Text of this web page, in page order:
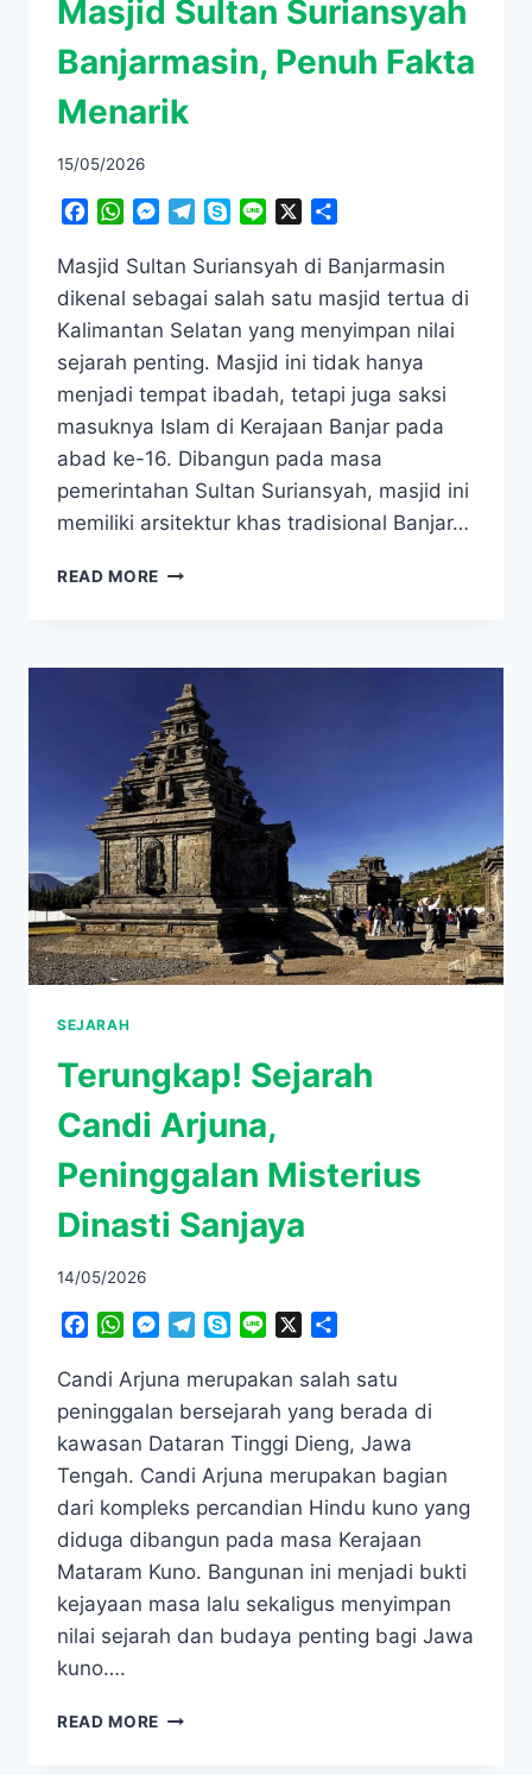
Masjid Sultan Suriansyah
Banjarmasin, Penuh Fakta
Menarik
15/05/2026
Facebook
WhatsApp
Messenger
TelegramSkypeLine
Masjid Sultan Suriansyah di Banjarmasin
dikenal sebagai salah satu masjid tertua di
Kalimantan Selatan yang menyimpan nilai
sejarah penting. Masjid ini tidak hanya
menjadi tempat ibadah, tetapi juga saksi
masuknya Islam di Kerajaan Banjar pada
abad ke-16. Dibangun pada masa
pemerintahan Sultan Suriansyah, masjid ini
memiliki arsitektur khas tradisional Banjar…
READ MORE WAJIB
SULTAN
SURIANSYAH
BANJARMASIN,
PENUH
FAKTA
MENARIK
SEJARAH
Terungkap! Sejarah
Candi Arjuna,
Peninggalan Misterius
Dinasti Sanjaya
14/05/2026
Facebook
WhatsApp
Messenger
TelegramSkypeLine
Candi Arjuna merupakan salah satu
peninggalan bersejarah yang berada di
kawasan Dataran Tinggi Dieng, Jawa
Tengah. Candi Arjuna merupakan bagian
dari kompleks percandian Hindu kuno yang
diduga dibangun pada masa Kerajaan
Mataram Kuno. Bangunan ini menjadi bukti
kejayaan masa lalu sekaligus menyimpan
nilai sejarah dan budaya penting bagi Jawa
kuno….
READ MORE TERUNGKAP!